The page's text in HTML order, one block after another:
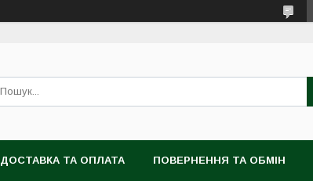
ДОСТАВКА ТА ОПЛАТА ПОВЕРНЕННЯ ТА ОБМІН